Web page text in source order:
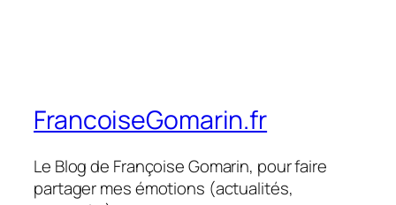
FrancoiseGomarin.fr
Le Blog de Françoise Gomarin, pour faire
partager mes émotions (actualités,